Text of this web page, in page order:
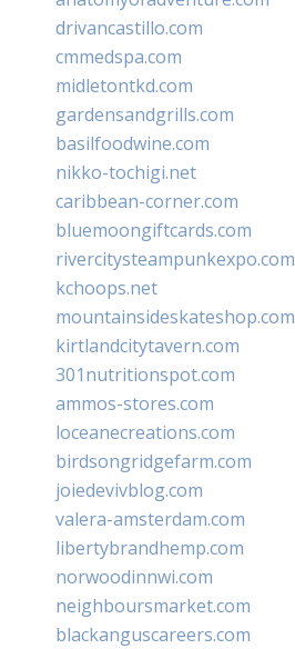
drivancastillo.com
cmmedspa.com
midletontkd.com
gardensandgrills.com
basilfoodwine.com
nikko-tochigi.net
caribbean-corner.com
bluemoongiftcards.com
rivercitysteampunkexpo.com
kchoops.net
mountainsideskateshop.com
kirtlandcitytavern.com
301nutritionspot.com
ammos-stores.com
loceanecreations.com
birdsongridgefarm.com
joiedevivblog.com
valera-amsterdam.com
libertybrandhemp.com
norwoodinnwi.com
neighboursmarket.com
blackanguscareers.com